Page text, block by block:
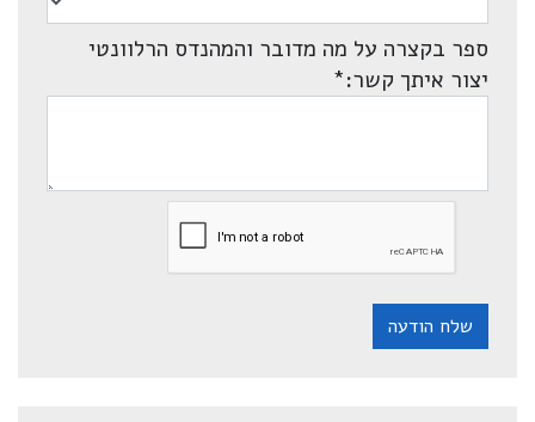
ספר בקצרה על מה מדובר והמהנדס הרלוונטי
יצור איתך קשר:*
שלח הודעה